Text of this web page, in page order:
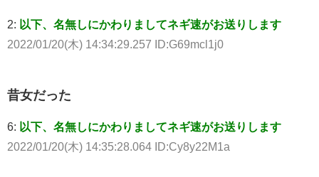
2: 以下、名無しにかわりましてネギ速がお送りします
2022/01/20(木) 14:34:29.257 ID:G69mcl1j0
昔女だった
6: 以下、名無しにかわりましてネギ速がお送りします
2022/01/20(木) 14:35:28.064 ID:Cy8y22M1a